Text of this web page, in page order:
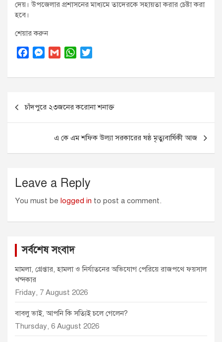
দেয়। উপজেলার প্রশাসনের মাধ্যমে তাদেরকে সহায়তা করার চেষ্টা করা
হবে।
শেয়ার করুন
c
o
o
M
s
n
g
G
a
W
a
A
p
p
i
e
r
Post
navigation
চাঁদপুরে ২৩জনের করোনা শনাক্ত
এ কে এম শফিক উল্যা সরকারের ষষ্ঠ মৃত্যুবার্ষিকী আজ
Leave a Reply
You must be logged in to post a comment.
সর্বশেষ সংবাদ
মামলা, গ্রেপ্তার, হামলা ও নির্যাতনের অভিযোগ পেরিয়ে রাজপথে ফয়সাল
খন্দকার
Friday, 7 August 2026
বাবলু ভাই, আপনি কি সত্যিই চলে গেলেন?
Thursday, 6 August 2026